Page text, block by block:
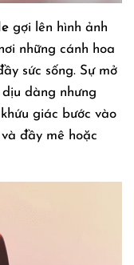
gợi lên hình ảnh
những cánh hoa
sức sống. Sự mở
dàng nhưng
giác bước vào
đầy mê hoặc